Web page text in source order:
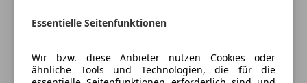
Volldigitales Kombiinstrument
ABS
Scheinwerfer LED mit adaptiver Lichtverteilung
Warndreieck
anpassen
Essentielle Seitenfunktionen
Wir bzw. diese Anbieter nutzen Cookies oder
ähnliche Tools und Technologien, die für die